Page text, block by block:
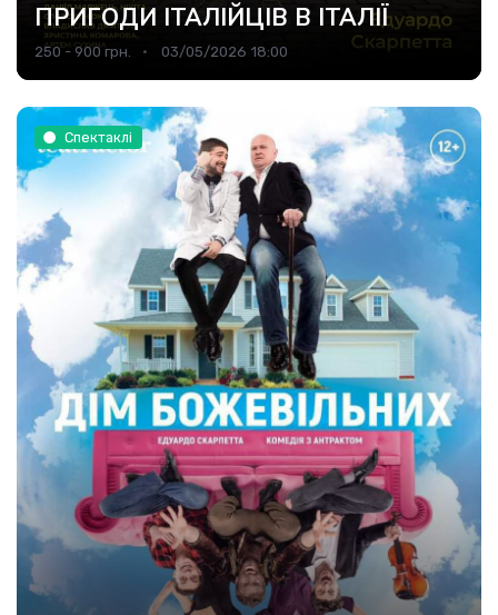
ПРИГОДИ ІТАЛІЙЦІВ В ІТАЛІЇ
250 - 900 грн. 03/05/2026 18:00
Спектаклі